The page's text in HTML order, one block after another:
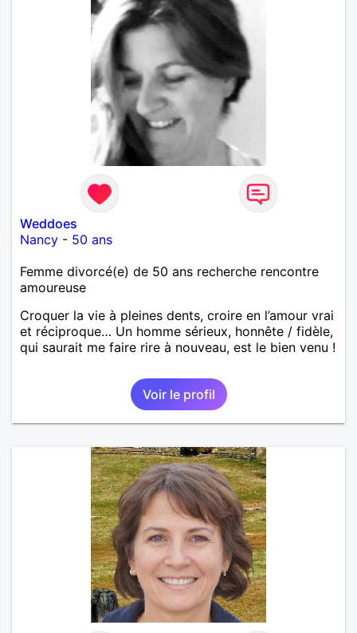
Weddoes
Nancy - 50 ans
Femme divorcé(e) de 50 ans recherche rencontre
amoureuse
Croquer la vie à pleines dents, croire en l’amour vrai
et réciproque… Un homme sérieux, honnête / fidèle,
qui saurait me faire rire à nouveau, est le bien venu !
Voir le profil